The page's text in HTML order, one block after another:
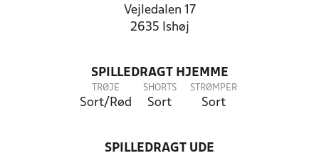
Vejledalen 17
2635 Ishøj
SPILLEDRAGT HJEMME
TRØJE
Sort/Rød
SHORTS
Sort
STRØMPER
Sort
SPILLEDRAGT UDE